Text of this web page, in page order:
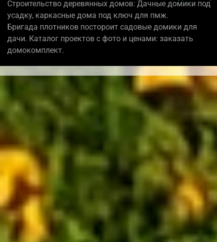
Строительство деревянных домов: Дачные домики под
усадку, каркасные дома под ключ для пмж.
Бригада плотников постороит садовые домики для
дачи. Каталог проектов с фото и ценами: заказать
домокомплект.